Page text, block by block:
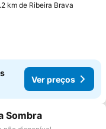
km de Ribeira Brava
Ver preços
aos favoritos
Sombra